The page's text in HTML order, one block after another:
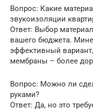
Вопрос: Какие
звукоизоляции
Ответ: Выбор
вашего бюджета.
эффективный
мембраны – более
Вопрос: Можно ли
руками?
Ответ: Да, но это